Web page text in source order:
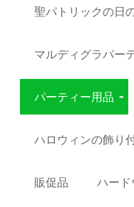
聖パトリックの日
マルディグラパー
パーティー用品
ハロウィンの飾り
販促品 ハー